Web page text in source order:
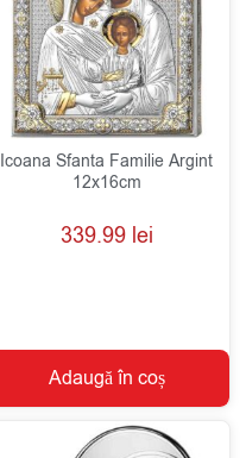
Icoana Sfanta Familie Argint
12x16cm
339.99 lei
Adaugă în coș